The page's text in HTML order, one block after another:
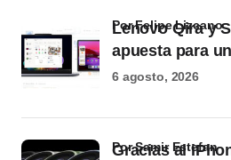
Lenovo Qira y
apuesta para
por Felipe Lizcano
6 agosto, 2026
Gracias al
por Samir Estefan